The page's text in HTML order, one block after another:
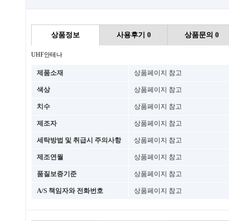
상품정보 사용후기 0 상품문의 0
UHF안테나
제품소재 상품페이지 참고
색상 상품페이지 참고
치수 상품페이지 참고
제조자 상품페이지 참고
세탁방법 및 취급시 주의사항 상품페이지 참고
제조연월 상품페이지 참고
품질보증기준 상품페이지 참고
A/S 책임자와 전화번호 상품페이지 참고